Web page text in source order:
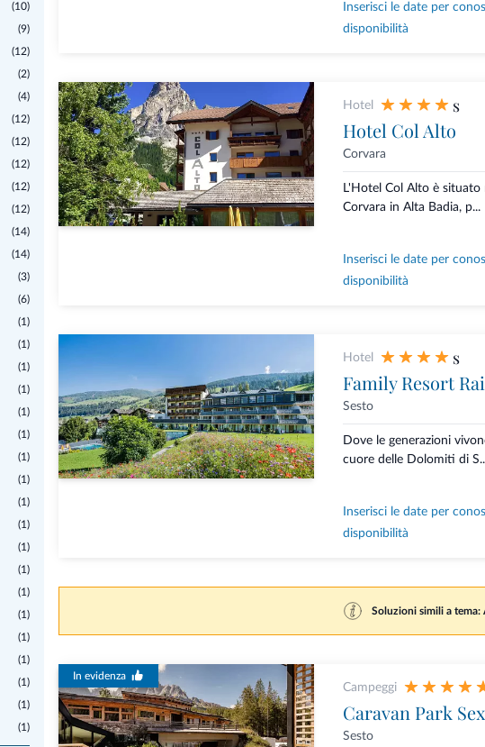
(10)
(9)
(12)
(2)
(4)
(12)
(12)
(12)
(12)
(12)
(14)
(14)
(3)
(6)
(1)
(1)
(1)
(1)
(1)
(1)
(1)
(1)
(1)
(1)
(1)
(1)
(1)
(1)
(1)
(1)
(1)
(1)
(1)
Inserisci le date per
disponibilità
Hotel s
Hotel Col Alto
Corvara
L'Hotel Col Alto è
Corvara in Alta Badia, p...
Inserisci le date per
disponibilità
Hotel s
Family Resort
Sesto
Dove le generazioni
cuore delle Dolomiti di
Inserisci le date per
disponibilità
Soluzioni simili a tema:
In evidenza
Campeggi
Caravan Park
Sesto